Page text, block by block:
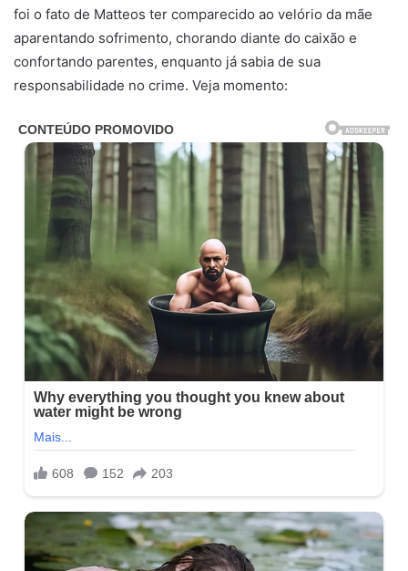
foi o fato de Matteos ter comparecido ao velório da mãe
aparentando sofrimento, chorando diante do caixão e
confortando parentes, enquanto já sabia de sua
responsabilidade no crime. Veja momento: